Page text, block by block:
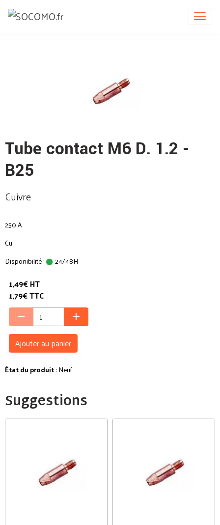
Tube contact M6 D. 1.2 -
B25
Cuivre
250 A
Cu
Disponibilité :
24/48H
1,49€ HT
1,79€ TTC
Ajouter au panier
État du produit :Neuf
Suggestions